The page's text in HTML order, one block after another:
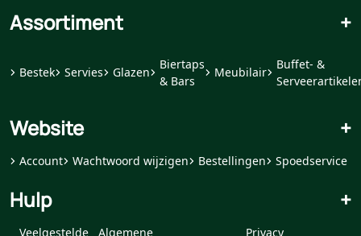
Assortiment +
Bestek Servies Glazen
Biertaps
& Bars
Meubilair
Buffet- &
Website +
Account Wachtwoord wijzigen Bestellingen Spoedservice
Hulp +
Veelgestelde Algemene Privacy